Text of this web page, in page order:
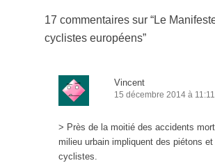
17 commentaires sur “Le
cyclistes européens”
Vincent
15 décembre 2014 à 11:11
> Près de la moitié des accidents
milieu urbain impliquent des piétons et
cyclistes.